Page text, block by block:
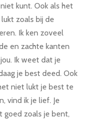
kunt. Ook als het
zoals bij de
Ik ken zoveel
en zachte kanten
Ik weet dat je
je best deed. Ook
niet lukt je best te
vind ik je lief. Je
goed zoals je bent,